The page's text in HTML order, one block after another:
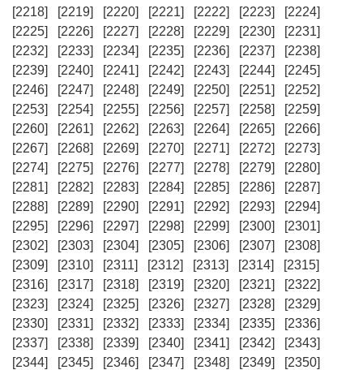
[2218]
[2219] [2220] [2221] [2222] [2223]
[2224]
[2225]
[2226] [2227] [2228] [2229] [2230]
[2231]
[2232]
[2233] [2234] [2235] [2236] [2237]
[2238]
[2239]
[2240] [2241] [2242] [2243] [2244]
[2245]
[2246]
[2247] [2248] [2249] [2250] [2251]
[2252]
[2253]
[2254] [2255] [2256] [2257] [2258]
[2259]
[2260]
[2261] [2262] [2263] [2264] [2265]
[2266]
[2267]
[2268] [2269] [2270] [2271] [2272]
[2273]
[2274]
[2275] [2276] [2277] [2278] [2279]
[2280]
[2281]
[2282] [2283] [2284] [2285] [2286]
[2287]
[2288]
[2289] [2290] [2291] [2292] [2293]
[2294]
[2295]
[2296] [2297] [2298] [2299] [2300]
[2301]
[2302]
[2303] [2304] [2305] [2306] [2307]
[2308]
[2309]
[2310] [2311] [2312] [2313] [2314]
[2315]
[2316]
[2317] [2318] [2319] [2320] [2321]
[2322]
[2323]
[2324] [2325] [2326] [2327] [2328]
[2329]
[2330]
[2331] [2332] [2333] [2334] [2335]
[2336]
[2337]
[2338] [2339] [2340] [2341] [2342]
[2343]
[2344]
[2345] [2346] [2347] [2348] [2349]
[2350]